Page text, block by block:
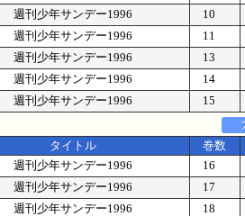
週刊少年サンデー1996
10
週刊少年サンデー1996
11
週刊少年サンデー1996
13
週刊少年サンデー1996
14
週刊少年サンデー1996 15
タイトル
巻数
週刊少年サンデー1996
16
週刊少年サンデー1996
17
週刊少年サンデー1996
18